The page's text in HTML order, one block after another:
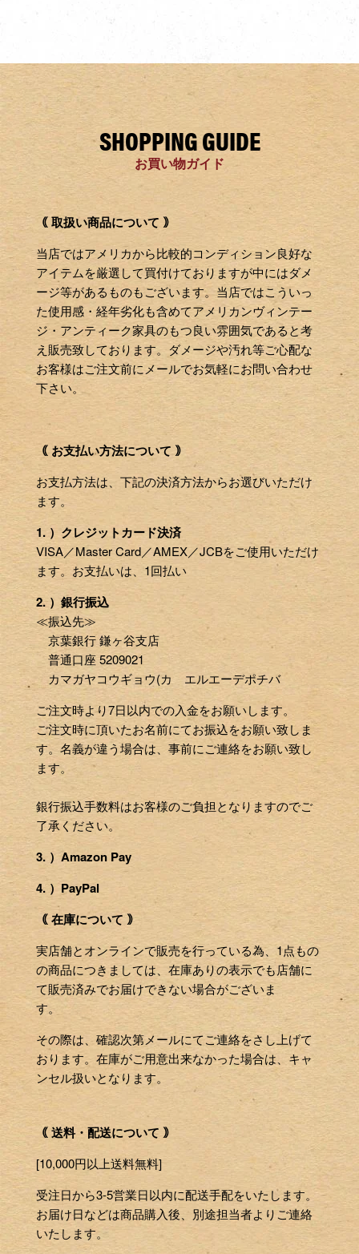
SHOPPING GUIDE
お買い物ガイド
｟ 取扱い商品について ｠
当店ではアメリカから比較的コンディション良好な
アイテムを厳選して買付けておりますが中にはダメ
ージ等があるものもございます。当店ではこういっ
た使用感・経年劣化も含めてアメリカンヴィンテー
ジ・アンティーク家具のもつ良い雰囲気であると考
え販売致しております。ダメージや汚れ等ご心配な
お客様はご注文前にメールでお気軽にお問い合わせ
下さい。
｟ お支払い方法について ｠
お支払方法は、下記の決済方法からお選びいただけ
ます。
1. ）クレジットカード決済
VISA／Master Card／AMEX／JCBをご使用いただけ
ます。お支払いは、1回払い
2. ）銀行振込
≪振込先≫
京葉銀行 鎌ヶ谷支店
普通口座 5209021
カマガヤコウギョウ(カ エルエーデポチバ
ご注文時より7日以内での入金をお願いします。
ご注文時に頂いたお名前にてお振込をお願い致しま
す。名義が違う場合は、事前にご連絡をお願い致し
ます。
銀行振込手数料はお客様のご負担となりますのでご
了承ください。
3. ）Amazon Pay
4. ）PayPal
｟ 在庫について ｠
実店舗とオンラインで販売を行っている為、1点もの
の商品につきましては、在庫ありの表示でも店舗に
て販売済みでお届けできない場合がございま
す。
その際は、確認次第メールにてご連絡をさし上げて
おります。在庫がご用意出来なかった場合は、キャ
ンセル扱いとなります。
｟ 送料・配送について ｠
[10,000円以上送料無料]
受注日から3-5営業日以内に配送手配をいたします。
お届け日などは商品購入後、別途担当者よりご連絡
いたします。